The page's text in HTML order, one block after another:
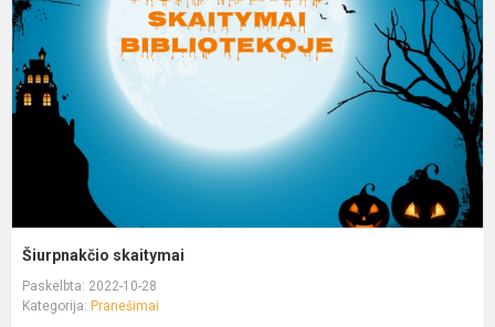
Šiurpnakčio skaitymai
Paskelbta: 2022-10-28
Kategorija: Pranešimai